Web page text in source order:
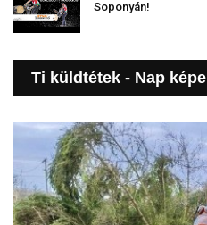
Soponyán!
Ti küldtétek - Nap képe